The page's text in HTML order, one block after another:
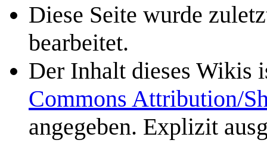
Diese Seite wurde
bearbeitet.
Der Inhalt dieses Wikis
Commons Attribution/
angegeben. Explizit